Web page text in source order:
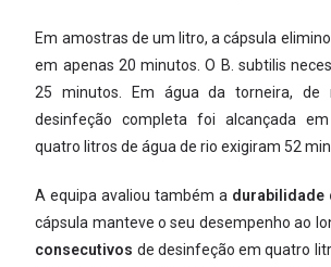
Em amostras de um litro, a cápsula
em apenas 20 minutos. O B. subtilis
25 minutos. Em água da torneira,
desinfeção completa foi alcançada
quatro litros de água de rio exigiram 52
A equipa avaliou também a durabilidade
cápsula manteve o seu desempenho ao
consecutivos de desinfeção em quatro